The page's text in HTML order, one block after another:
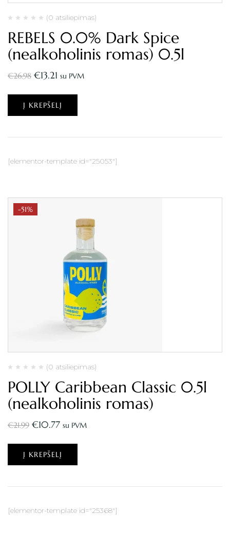
(0 atsiliepimas)
REBELS 0.0% Dark Spice
(nealkoholinis romas) 0.5l
€26.98 €13.21 su PVM
Į KREPŠELĮ
[elementor-template id="25053"]
-51%
(0 atsiliepimas)
POLLY Caribbean Classic 0.5l
(nealkoholinis romas)
€21.99 €10.77 su PVM
Į KREPŠELĮ
[elementor-template id="25368"]